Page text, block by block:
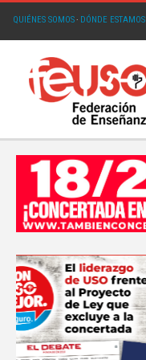
QUIÉNES SOMOS· DÓNDE ESTAMOS